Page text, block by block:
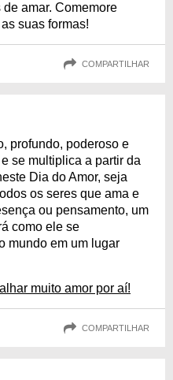
amar. Comemore
suas formas!
COMPARTILHAR
profundo, poderoso e
se multiplica a partir da
Dia do Amor, seja
os seres que ama e
ou pensamento, um
como ele se
mundo em um lugar
muito amor por aí!
COMPARTILHAR